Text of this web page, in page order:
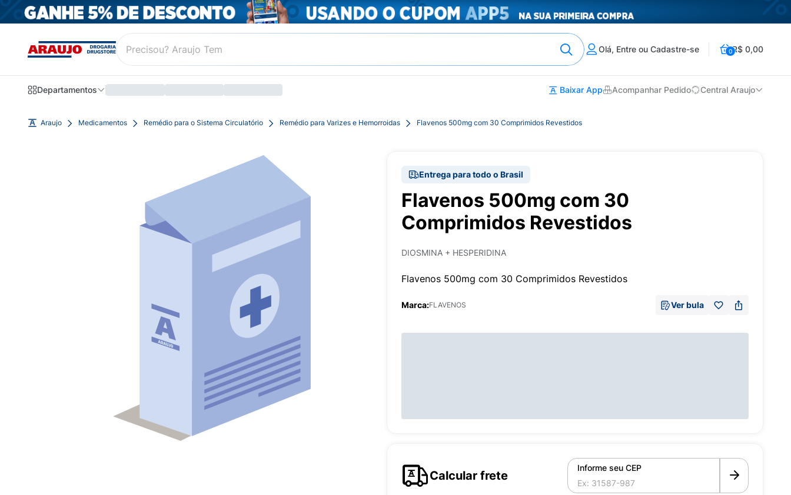
Olá, Entre ou Cadastre-se 0R$ 0,00
Departamentos Baixar App Acompanhar Pedido Central Araujo
Araujo Medicamentos Remédio para o Sistema Circulatório Remédio para Varizes e Hemorroidas Flavenos 500mg com 30 Comprimidos Revestidos
Entrega para todo o Brasil
Flavenos 500mg com 30
Comprimidos Revestidos
DIOSMINA + HESPERIDINA
Flavenos 500mg com 30 Comprimidos Revestidos
Marca:FLAVENOS Ver bula
Calcular frete
Informe seu CEP